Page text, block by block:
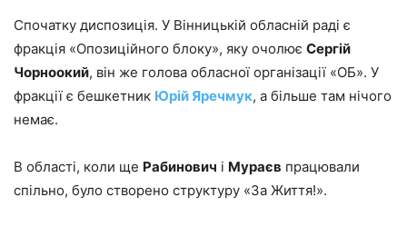
Спочатку диспозиція. У Вінницькій обласній раді є
фракція «Опозиційного блоку», яку очолює Сергій
Чорноокий, він же голова обласної організації «ОБ». У
фракції є бешкетник Юрій Яречмук, а більше там нічого
немає.
В області, коли ще Рабинович і Мураєв працювали
спільно, було створено структуру «За Життя!».